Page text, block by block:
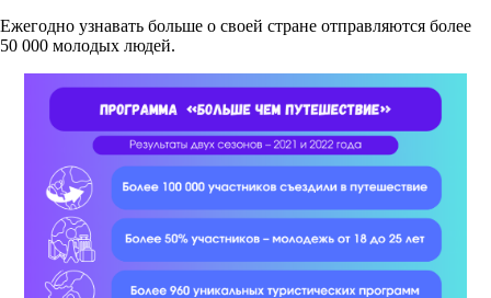
Ежегодно узнавать больше о своей стране отправляются более
50 000 молодых людей.